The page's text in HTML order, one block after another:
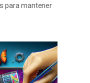
para mantener